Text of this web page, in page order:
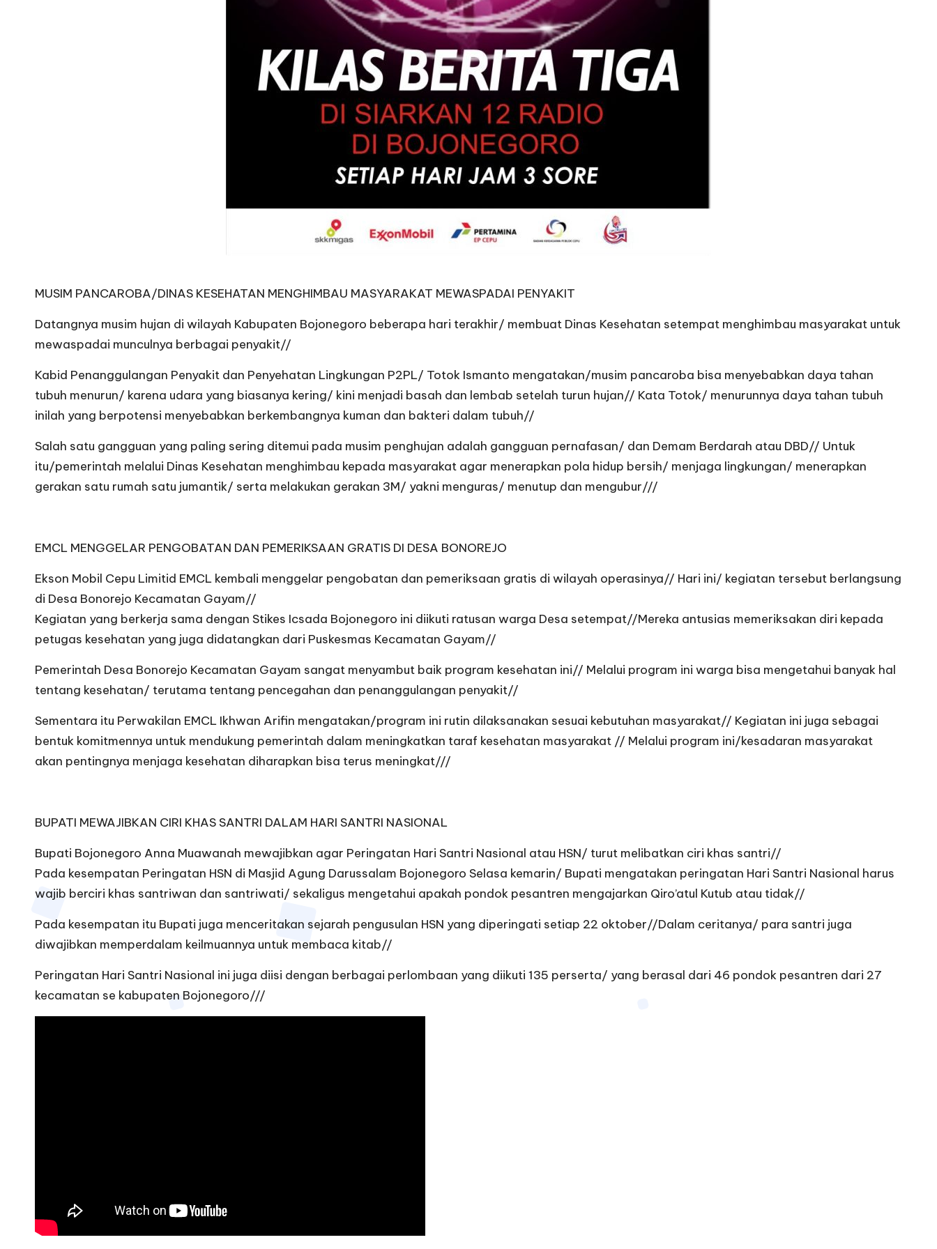
MUSIM PANCAROBA/DINAS KESEHATAN MENGHIMBAU MASYARAKAT MEWASPADAI PENYAKIT
Datangnya musim hujan di wilayah Kabupaten Bojonegoro beberapa hari terakhir/ membuat Dinas Kesehatan setempat menghimbau masyarakat untuk
mewaspadai munculnya berbagai penyakit//
Kabid Penanggulangan Penyakit dan Penyehatan Lingkungan P2PL/ Totok Ismanto mengatakan/musim pancaroba bisa menyebabkan daya tahan
tubuh menurun/ karena udara yang biasanya kering/ kini menjadi basah dan lembab setelah turun hujan// Kata Totok/ menurunnya daya tahan tubuh
inilah yang berpotensi menyebabkan berkembangnya kuman dan bakteri dalam tubuh//
Salah satu gangguan yang paling sering ditemui pada musim penghujan adalah gangguan pernafasan/ dan Demam Berdarah atau DBD// Untuk
itu/pemerintah melalui Dinas Kesehatan menghimbau kepada masyarakat agar menerapkan pola hidup bersih/ menjaga lingkungan/ menerapkan
gerakan satu rumah satu jumantik/ serta melakukan gerakan 3M/ yakni menguras/ menutup dan mengubur///
EMCL MENGGELAR PENGOBATAN DAN PEMERIKSAAN GRATIS DI DESA BONOREJO
Ekson Mobil Cepu Limitid EMCL kembali menggelar pengobatan dan pemeriksaan gratis di wilayah operasinya// Hari ini/ kegiatan tersebut berlangsung
di Desa Bonorejo Kecamatan Gayam//
Kegiatan yang berkerja sama dengan Stikes Icsada Bojonegoro ini diikuti ratusan warga Desa setempat//Mereka antusias memeriksakan diri kepada
petugas kesehatan yang juga didatangkan dari Puskesmas Kecamatan Gayam//
Pemerintah Desa Bonorejo Kecamatan Gayam sangat menyambut baik program kesehatan ini// Melalui program ini warga bisa mengetahui banyak hal
tentang kesehatan/ terutama tentang pencegahan dan penanggulangan penyakit//
Sementara itu Perwakilan EMCL Ikhwan Arifin mengatakan/program ini rutin dilaksanakan sesuai kebutuhan masyarakat// Kegiatan ini juga sebagai
bentuk komitmennya untuk mendukung pemerintah dalam meningkatkan taraf kesehatan masyarakat // Melalui program ini/kesadaran masyarakat
akan pentingnya menjaga kesehatan diharapkan bisa terus meningkat///
BUPATI MEWAJIBKAN CIRI KHAS SANTRI DALAM HARI SANTRI NASIONAL
Bupati Bojonegoro Anna Muawanah mewajibkan agar Peringatan Hari Santri Nasional atau HSN/ turut melibatkan ciri khas santri//
Pada kesempatan Peringatan HSN di Masjid Agung Darussalam Bojonegoro Selasa kemarin/ Bupati mengatakan peringatan Hari Santri Nasional harus
wajib berciri khas santriwan dan santriwati/ sekaligus mengetahui apakah pondok pesantren mengajarkan Qiro’atul Kutub atau tidak//
Pada kesempatan itu Bupati juga menceritakan sejarah pengusulan HSN yang diperingati setiap 22 oktober//Dalam ceritanya/ para santri juga
diwajibkan memperdalam keilmuannya untuk membaca kitab//
Peringatan Hari Santri Nasional ini juga diisi dengan berbagai perlombaan yang diikuti 135 perserta/ yang berasal dari 46 pondok pesantren dari 27
kecamatan se kabupaten Bojonegoro///